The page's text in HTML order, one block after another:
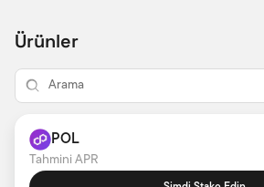
Ürünler
POL
Tahmini APR